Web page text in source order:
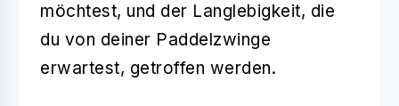
möchtest, und der Langlebigkeit, die
du von deiner Paddelzwinge
erwartest, getroffen werden.